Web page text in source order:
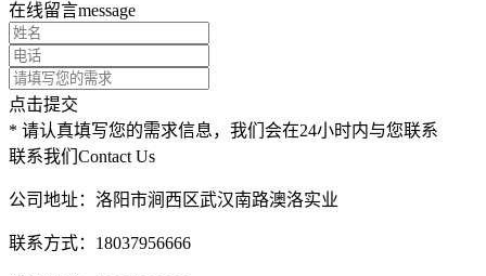
在线留言message
点击提交
* 请认真填写您的需求信息，我们会在24小时内与您联系
联系我们 Contact Us
公司地址：洛阳市涧西区武汉南路澳洛实业
联系方式：18037956666